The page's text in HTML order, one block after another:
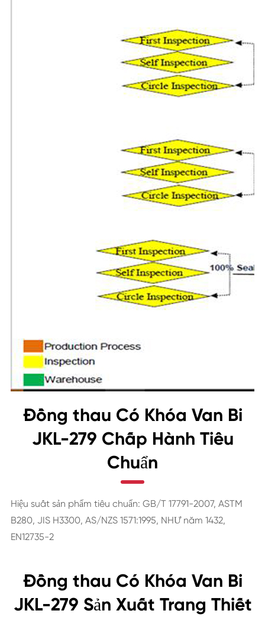
Đồng thau Có Khóa Van Bi
JKL-279 Chấp Hành Tiêu
Chuẩn
Hiệu suất sản phẩm tiêu chuẩn: GB/T 17791-2007, ASTM
B280, JIS H3300, AS/NZS 1571:1995, NHƯ năm 1432,
EN12735-2
Đồng thau Có Khóa Van Bi
JKL-279 Sản Xuất Trang Thiết